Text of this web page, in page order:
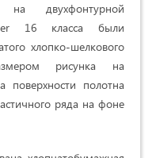
на двухфонтурной
16 класса были
хлопко-шелкового
рисунка на
поверхности полотна
ряда на фоне